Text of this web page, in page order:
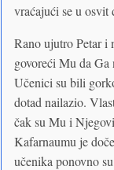
vraćajući se u osvit
Rano ujutro Petar i
govoreći Mu da Ga
Učenici su bili
dotad nailazio.
čak su Mu i
Kafarnaumu je
učenika ponovno